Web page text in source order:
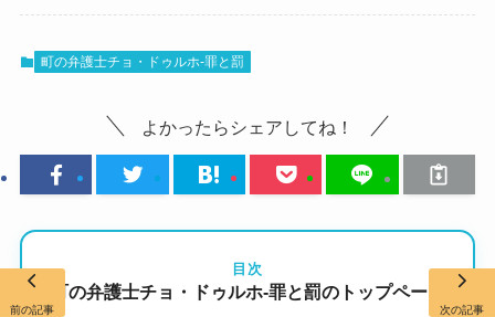
町の弁護士チョ・ドゥルホ-罪と罰
よかったらシェアしてね！
目次
町の弁護士チョ・ドゥルホ-罪と罰のトップページ
前の記事 次の記事